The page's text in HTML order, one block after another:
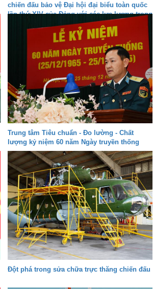
chiến đấu bảo vệ Đại hội đại biểu toàn quốc
lần thứ XIV của Đảng với các lực lượng trong
Trung tâm Tiêu chuẩn - Đo lường - Chất
lượng kỷ niệm 60 năm Ngày truyền thống
Đột phá trong sửa chữa trực thăng chiến đấu